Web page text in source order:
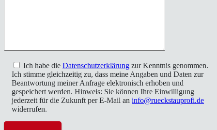
Ich habe die Datenschutzerklärung zur Kenntnis genommen.
Ich stimme gleichzeitig zu, dass meine Angaben und Daten zur
Beantwortung meiner Anfrage elektronisch erhoben und
gespeichert werden. Hinweis: Sie können Ihre Einwilligung
jederzeit für die Zukunft per E-Mail an info@rueckstauprofi.de
widerrufen.